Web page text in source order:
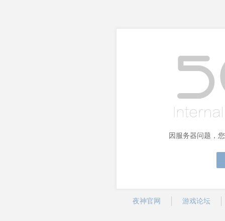
因服务器问题，
夜神官网 游戏论坛